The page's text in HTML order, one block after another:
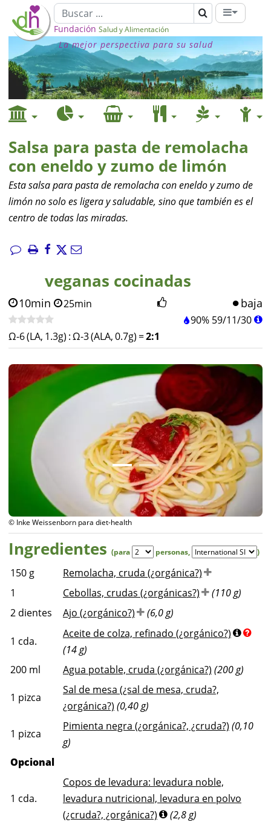
Fundación Salud y Alimentación
La mejor perspectiva para su salud
Salsa para pasta de remolacha
con eneldo y zumo de limón
Esta salsa para pasta de remolacha con eneldo y zumo de
limón no solo es ligera y saludable, sino que también es el
centro de todas las miradas.
veganas cocinadas
10min 25min baja
90% 59/11/30
Ω-6 (LA, 1.3g) :Ω-3 (ALA, 0.7g) =2:1
© Inke Weissenborn para diet-health
Ingredientes (para personas, )
150 g
Remolacha, cruda (¿orgánica?)
1
Cebollas, crudas (¿orgánicas?)
(110 g)
2 dientes Ajo (¿orgánico?) (6,0 g)
1 cda.
Aceite de colza, refinado (¿orgánico?)
(14 g)
200 ml Agua potable, cruda (¿orgánica?) (200 g)
1 pizca
Sal de mesa (¿sal de mesa, cruda?,
¿orgánica?) (0,40 g)
1 pizca
Pimienta negra (¿orgánica?, ¿cruda?) (0,10
g)
Opcional
1 cda.
Copos de levadura: levadura noble,
levadura nutricional, levadura en polvo
(¿cruda?, ¿orgánica?)
(2,8 g)